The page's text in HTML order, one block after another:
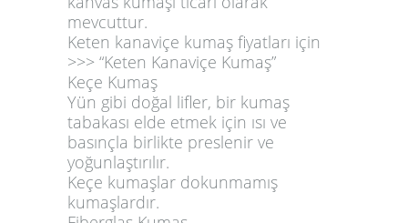
mevcuttur.
Keten kanaviçe kumaş fiyatları için
>>> “Keten Kanaviçe Kumaş”
Keçe Kumaş
Yün gibi doğal lifler, bir kumaş
tabakası elde etmek için ısı ve
basınçla birlikte preslenir ve
yoğunlaştırılır.
Keçe kumaşlar dokunmamış
kumaşlardır.